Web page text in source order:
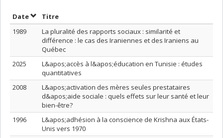
DateTrier par date en ordre croissant
Titre
1989
La pluralité des rapports sociaux : similarité et
différence : le cas des Iraniennes et des Iraniens au
Québec
2025
L&apos;accès à l&apos;éducation en Tunisie : études
quantitatives
2008
L&apos;activation des mères seules prestataires
d&apos;aide sociale : quels effets sur leur santé et leur
bien-être?
1996
L&apos;adhésion à la conscience de Krishna aux États-
Unis vers 1970